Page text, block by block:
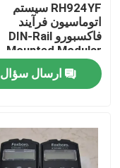
محصولات
RH924YF سیستم
اتوماسیون فرآیند
فاکسبورو DIN-Rail
Mounted Modular
Baseplate
ارسال سؤال